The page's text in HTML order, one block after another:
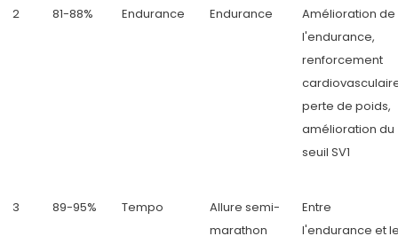
2
81-88% Endurance Endurance
Amélioration de
l'endurance,
renforcement
perte de poids,
amélioration du
seuil SV1
3 89-95% Tempo
Allure semi-
marathon
Entre
l'endurance et